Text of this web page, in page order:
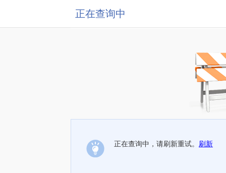
正在查询中
正在查询中，请刷新重试。 刷新